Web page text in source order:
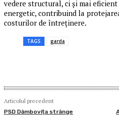
vedere structural, ci și mai
energetic, contribuind la
costurilor de întreținere.
TAGS garda
Articolul precedent
PSD Dâmbovița strânge